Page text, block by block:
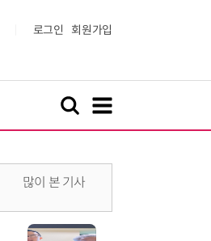
로그인 회원가입
많이 본 기사